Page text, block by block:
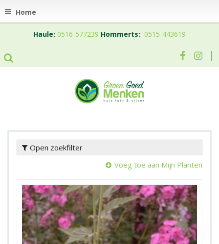
Home
Haule: 0516-577239 Hommerts: 0515-443619
Open zoekfilter
Voeg toe aan Mijn Planten